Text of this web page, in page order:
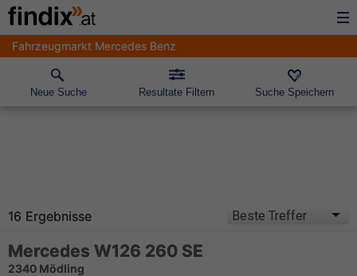
Fahrzeugmarkt Mercedes Benz
Neue Suche Resultate Filtern Suche Speichern
16 Ergebnisse
Mercedes W126 260 SE
2340 Mödling